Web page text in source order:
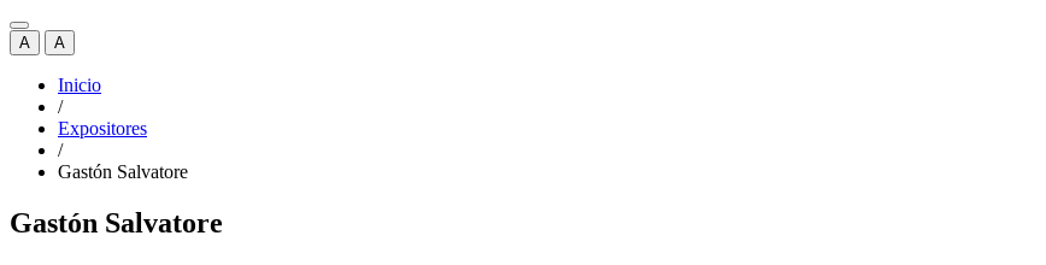
A A
Inicio
/
Expositores
/
Gastón Salvatore
Gastón Salvatore